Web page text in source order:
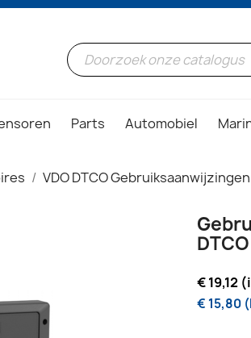
Parts Automobiel
VDO DTCO Gebruiksaanwijzingen
€ 19,12
€ 15,80